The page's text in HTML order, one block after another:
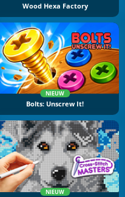
Wood Hexa Factory
NIEUW
Bolts: Unscrew It!
NIEUW